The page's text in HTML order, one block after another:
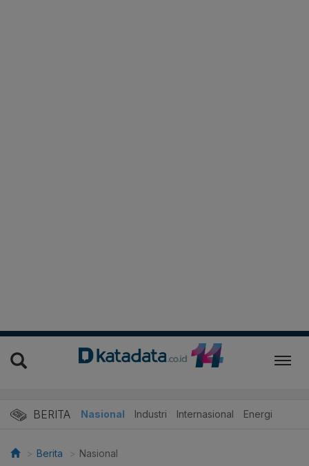
BERITA Nasional Industri Internasional Energi
Berita Nasional